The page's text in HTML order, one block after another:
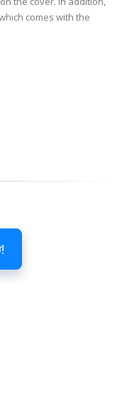
comes with the